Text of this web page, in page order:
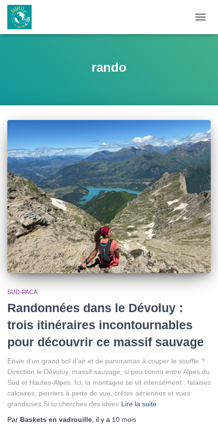
rando
SUD-PACA
Randonnées dans le Dévoluy :
trois itinéraires incontournables
pour découvrir ce massif sauvage
Envie d’un grand bol d’air et de panoramas à couper le souffle ?
Direction le Dévoluy, massif sauvage, si peu connu entre Alpes du
Sud et Hautes-Alpes. Ici, la montagne se vit intensément : falaises
calcaires, pierriers à perte de vue, crêtes aériennes et vues
grandioses.Si tu cherches des idées Lire la suite
Par Baskets en vadrouille , il y a 10 mois